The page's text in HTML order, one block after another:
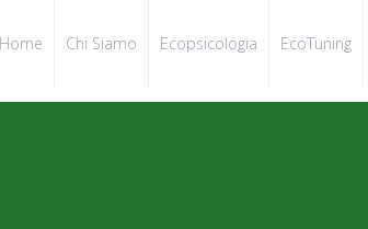
Home Chi Siamo Ecopsicologia EcoTuning